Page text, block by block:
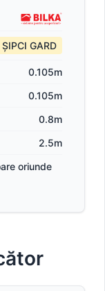
ȘIPCI GARD
0.105m
0.105m
0.8m
2.5m
oriunde